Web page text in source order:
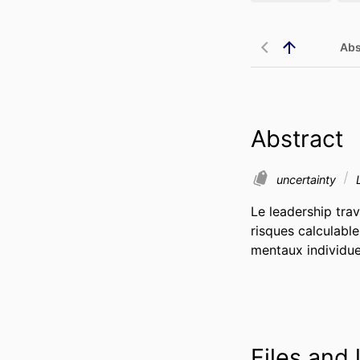
Abstract
uncertainty
Le leadership
risques
mentaux